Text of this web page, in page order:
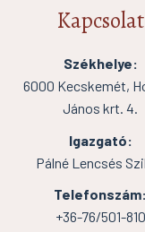
Kapcsolat
Székhelye:
6000 Kecskemét,
János krt. 4.
Igazgató:
Pálné Lencsés
Telefonszám:
+36-76/501-810